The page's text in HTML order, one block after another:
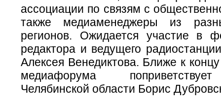
ассоциации по связям с
также медиаменеджеры из
регионов. Ожидается участие в
редактора и ведущего
Алексея Венедиктова. Ближе к
медиафорума
Челябинской области Борис